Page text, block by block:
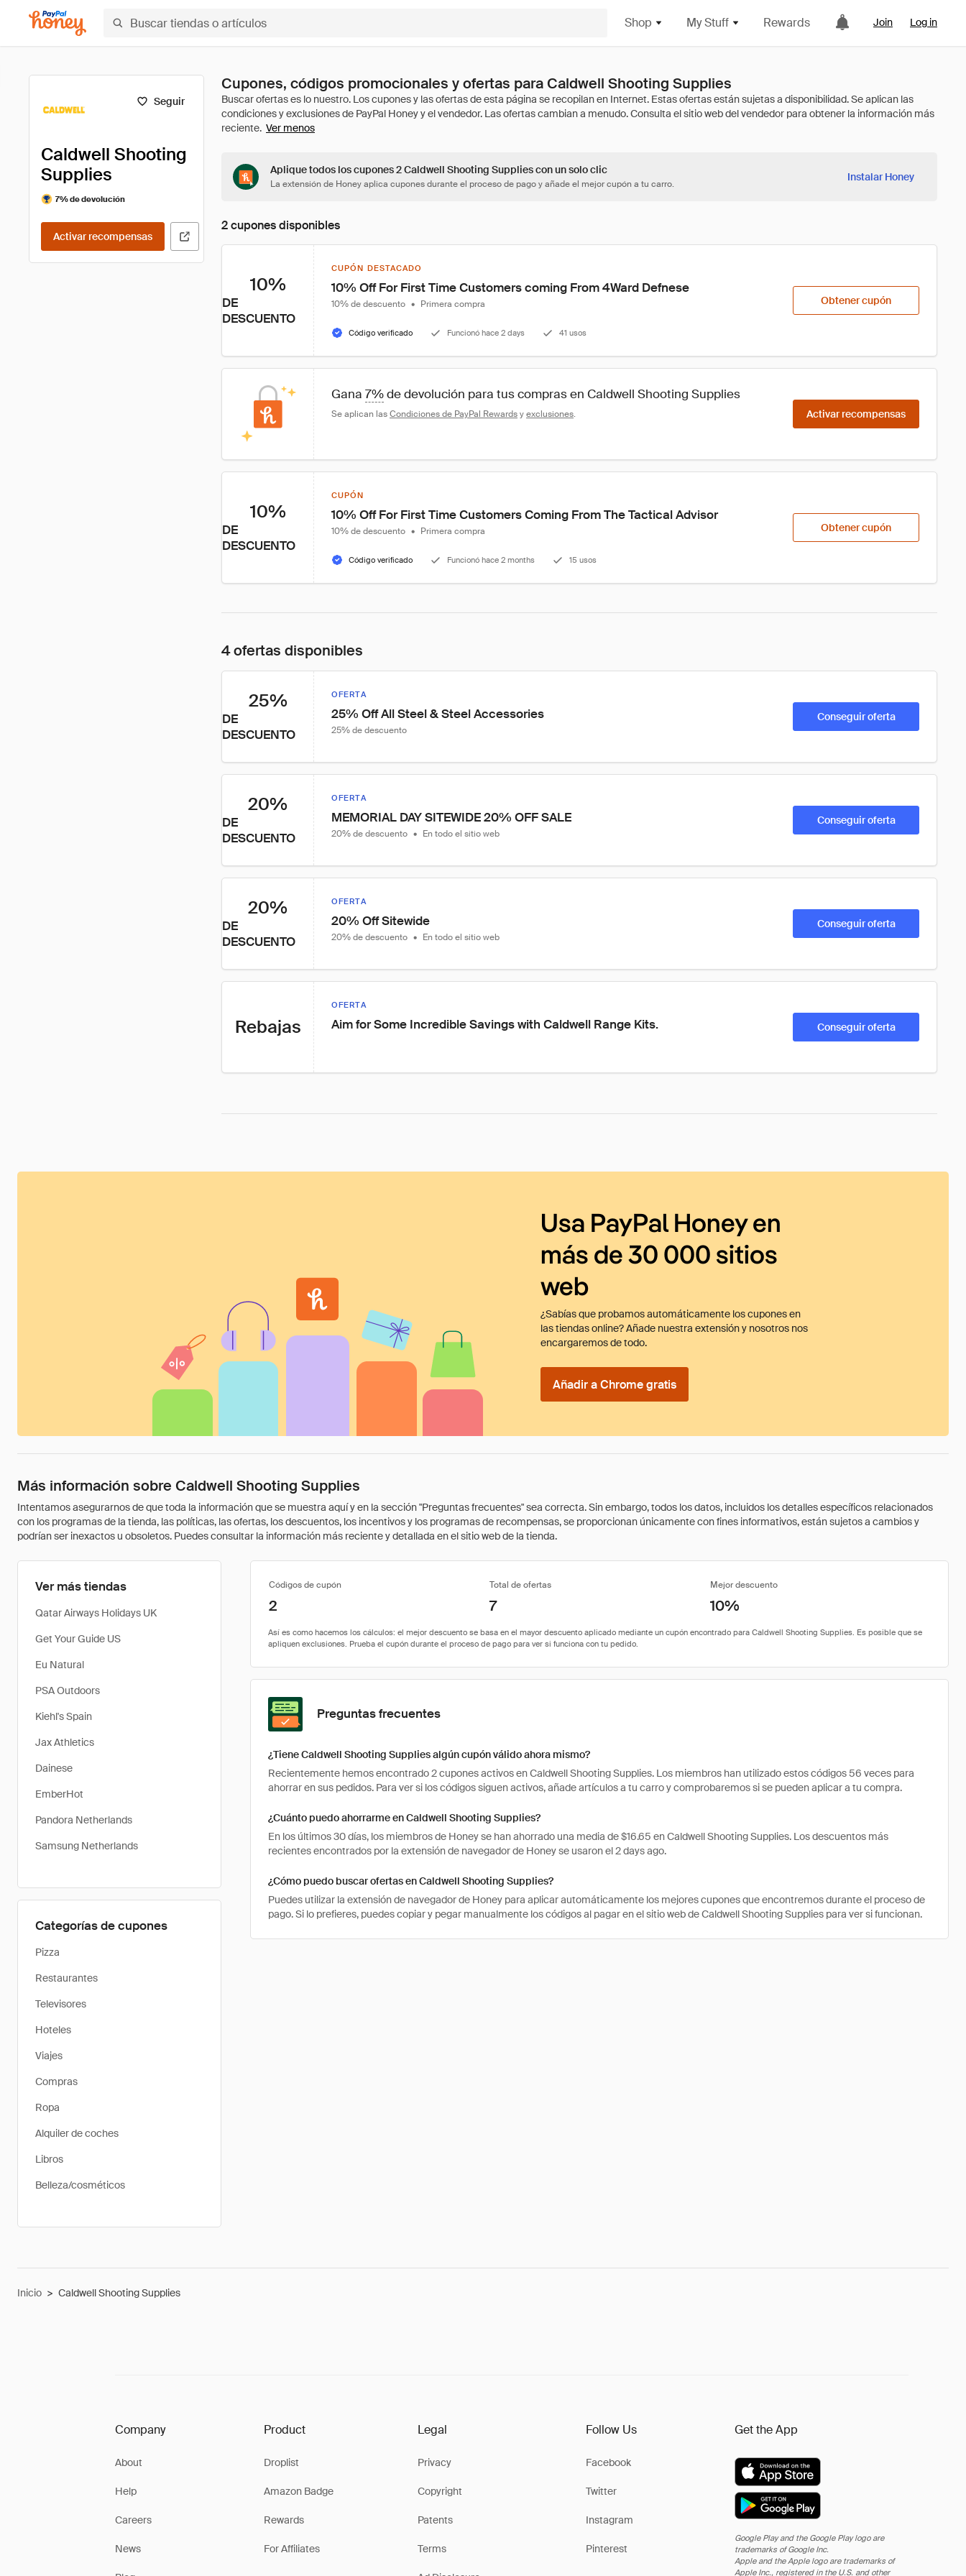
Shop My Stuff Rewards Join Log in
Seguir
Caldwell Shooting
Supplies
7% de devolución
Activar recompensas
Cupones, códigos promocionales y ofertas para Caldwell Shooting Supplies
Ver menos
Aplique todos los cupones 2 Caldwell Shooting Supplies con un solo clic
La extensión de Honey aplica cupones durante el proceso de pago y añade el mejor cupón a tu carro.
Instalar Honey
2 cupones disponibles
10%
DE
DESCUENTO
CUPÓN DESTACADO
10% Off For First Time Customers coming From 4Ward Defnese
10% de descuento • Primera compra
Código verificado Funcionó hace 2 days 41 usos
Obtener cupón
Gana 7% de devolución para tus compras en Caldwell Shooting Supplies
Se aplican las Condiciones de PayPal Rewards y exclusiones. Activar recompensas
10%
DE
DESCUENTO
CUPÓN
10% Off For First Time Customers Coming From The Tactical Advisor
10% de descuento • Primera compra
Código verificado Funcionó hace 2 months 15 usos
Obtener cupón
4 ofertas disponibles
25%
DE
DESCUENTO
OFERTA
25% Off All Steel & Steel Accessories
25% de descuento
Conseguir oferta
20%
DE
DESCUENTO
OFERTA
MEMORIAL DAY SITEWIDE 20% OFF SALE
20% de descuento • En todo el sitio web
Conseguir oferta
20%
DE
DESCUENTO
OFERTA
20% Off Sitewide
20% de descuento • En todo el sitio web
Conseguir oferta
Rebajas
OFERTA
Aim for Some Incredible Savings with Caldwell Range Kits. Conseguir oferta
Usa PayPal Honey en
más de 30 000 sitios
web
¿Sabías que probamos automáticamente los cupones en
las tiendas online? Añade nuestra extensión y nosotros nos
encargaremos de todo.
Añadir a Chrome gratis
Más información sobre Caldwell Shooting Supplies
Intentamos asegurarnos de que toda la información que se muestra aquí y en la sección "Preguntas frecuentes" sea correcta. Sin embargo, todos los datos, incluidos los detalles específicos relacionados
con los programas de la tienda, las políticas, las ofertas, los descuentos, los incentivos y los programas de recompensas, se proporcionan únicamente con fines informativos, están sujetos a cambios y
podrían ser inexactos u obsoletos. Puedes consultar la información más reciente y detallada en el sitio web de la tienda.
Ver más tiendas
Qatar Airways Holidays UK
Get Your Guide US
Eu Natural
PSA Outdoors
Kiehl's Spain
Jax Athletics
Dainese
EmberHot
Pandora Netherlands
Samsung Netherlands
Categorías de cupones
Pizza
Restaurantes
Televisores
Hoteles
Viajes
Compras
Ropa
Alquiler de coches
Libros
Belleza/cosméticos
Códigos de cupón Total de ofertas Mejor descuento
2 7 10%
Preguntas frecuentes
¿Tiene Caldwell Shooting Supplies algún cupón válido ahora mismo?
Recientemente hemos encontrado 2 cupones activos en Caldwell Shooting Supplies. Los miembros han utilizado estos códigos 56 veces para
ahorrar en sus pedidos. Para ver si los códigos siguen activos, añade artículos a tu carro y comprobaremos si se pueden aplicar a tu compra.
¿Cuánto puedo ahorrarme en Caldwell Shooting Supplies?
En los últimos 30 días, los miembros de Honey se han ahorrado una media de $16.65 en Caldwell Shooting Supplies. Los descuentos más
recientes encontrados por la extensión de navegador de Honey se usaron el 2 days ago.
¿Cómo puedo buscar ofertas en Caldwell Shooting Supplies?
Puedes utilizar la extensión de navegador de Honey para aplicar automáticamente los mejores cupones que encontremos durante el proceso de
pago. Si lo prefieres, puedes copiar y pegar manualmente los códigos al pagar en el sitio web de Caldwell Shooting Supplies para ver si funcionan.
Inicio > Caldwell Shooting Supplies
Company
About
Help
Careers
News
Product
Droplist
Amazon Badge
Rewards
For Affiliates
Legal
Privacy
Copyright
Patents
Terms
Follow Us
Facebook
Twitter
Instagram
Pinterest
Get the App
Google Play and the Google Play logo are
trademarks of Google Inc.
Apple and the Apple logo are trademarks of
Apple Inc., registered in the U.S. and other